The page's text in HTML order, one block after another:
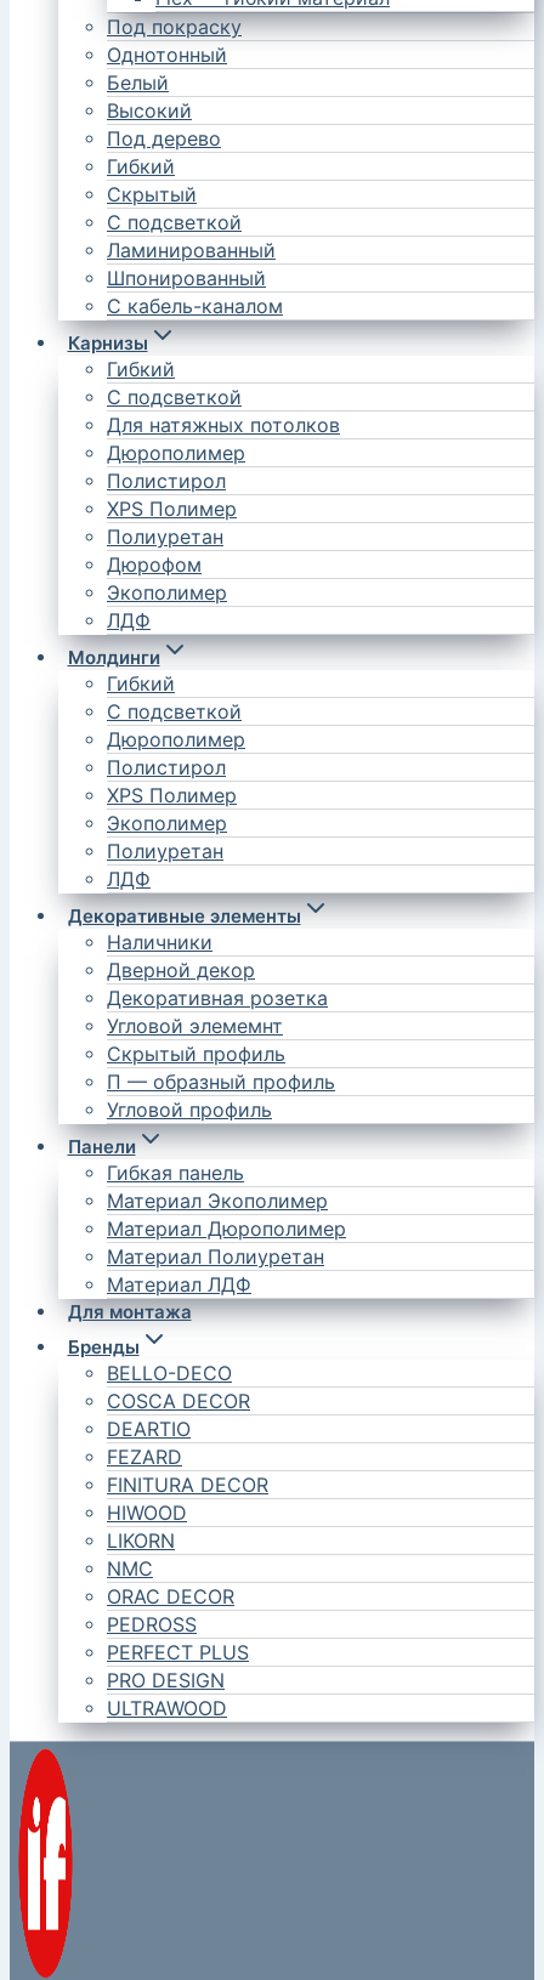
Под покраску
Однотонный
Белый
Высокий
Под дерево
Гибкий
Скрытый
С подсветкой
Ламинированный
Шпонированный
С кабель-каналом
Карнизы
Гибкий
С подсветкой
Для натяжных потолков
Дюрополимер
Полистирол
XPS Полимер
Полиуретан
Дюрофом
Экополимер
ЛДФ
Молдинги
Гибкий
С подсветкой
Дюрополимер
Полистирол
XPS Полимер
Экополимер
Полиуретан
ЛДФ
Декоративные элементы
Наличники
Дверной декор
Декоративная розетка
Угловой элемемнт
Скрытый профиль
П — образный профиль
Угловой профиль
Панели
Гибкая панель
Материал Экополимер
Материал Дюрополимер
Материал Полиуретан
Материал ЛДФ
Для монтажа
Бренды
BELLO-DECO
COSCA DECOR
DEARTIO
FEZARD
FINITURA DECOR
HIWOOD
LIKORN
NMC
ORAC DECOR
PEDROSS
PERFECT PLUS
PRO DESIGN
ULTRAWOOD